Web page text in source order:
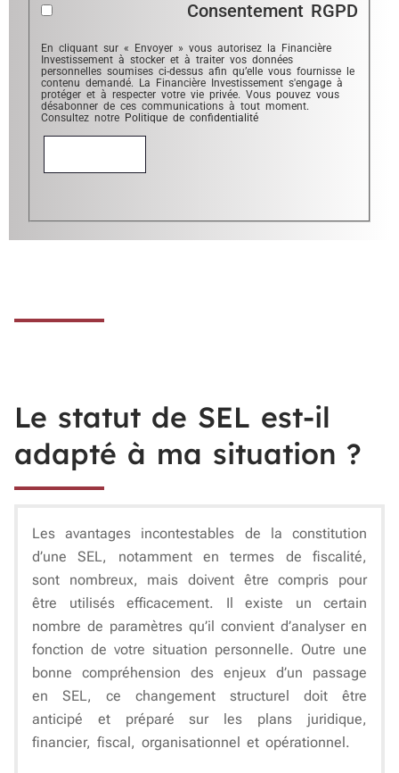
Consentement RGPD
En cliquant sur « Envoyer » vous autorisez la Financière
Investissement à stocker et à traiter vos données
personnelles soumises ci-dessus afin qu’elle vous fournisse le
contenu demandé. La Financière Investissement s'engage à
protéger et à respecter votre vie privée. Vous pouvez vous
désabonner de ces communications à tout moment.
Consultez notre Politique de confidentialité
Le statut de SEL est-il
adapté à ma situation ?
Les avantages incontestables de la constitution
d’une SEL, notamment en termes de fiscalité,
sont nombreux, mais doivent être compris pour
être utilisés efficacement. Il existe un certain
nombre de paramètres qu’il convient d’analyser en
fonction de votre situation personnelle. Outre une
bonne compréhension des enjeux d’un passage
en SEL, ce changement structurel doit être
anticipé et préparé sur les plans juridique,
financier, fiscal, organisationnel et opérationnel.